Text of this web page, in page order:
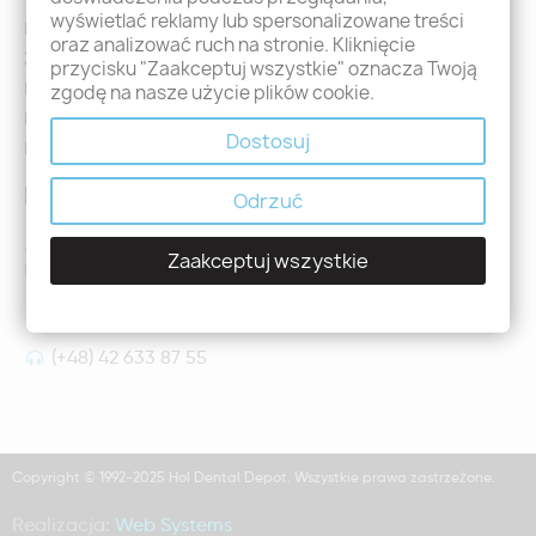
Logowanie
Załóż konto - Rejestracja
Moje zamówienia
Promocje
Nowości
Kontakt
Jeśli mają Państwo jakiekolwiek pytania prosimy o kontakt
holdental@holdental.pl
(+48) 42 633 87 55
Copyright © 1992-2025 Hol Dental Depot. Wszystkie prawa zastrzeżone.
Web Systems
wyświetlać reklamy lub spersonalizowane treści
oraz analizować ruch na stronie. Kliknięcie
przycisku "Zaakceptuj wszystkie" oznacza Twoją
zgodę na nasze użycie plików cookie.
Dostosuj
Odrzuć
Zaakceptuj wszystkie